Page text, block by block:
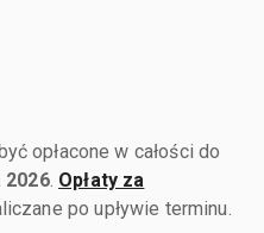
opłacone w całości do
2026. Opłaty za
po upływie terminu.